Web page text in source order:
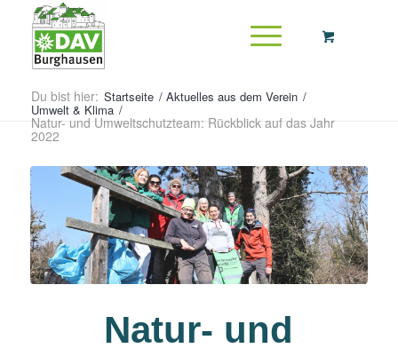
Du bist hier: Startseite / Aktuelles aus dem Verein /
Umwelt & Klima /
Natur- und Umweltschutzteam: Rückblick auf das Jahr
2022
Natur- und